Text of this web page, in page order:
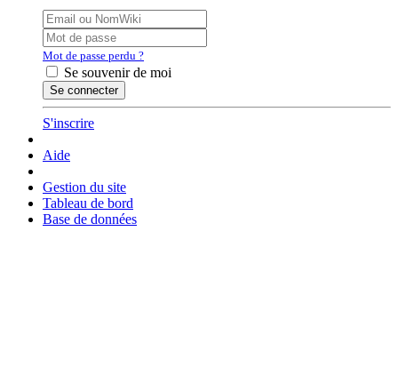
Mot de passe perdu ?
Se souvenir de moi
S'inscrire
Aide
Gestion du site
Tableau de bord
Base de données